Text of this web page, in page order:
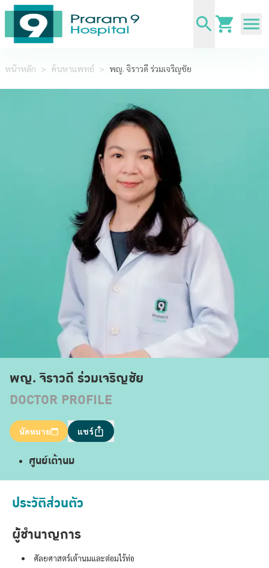
หน้าหลัก > ค้นหาแพทย์ > พญ. จิราวดี ร่วมเจริญชัย
พญ. จิราวดี ร่วมเจริญชัย
DOCTOR PROFILE
นัดหมาย แชร์
ศูนย์เต้านม
ประวัติส่วนตัว
ผู้ชำนาญการ
ศัลยศาสตร์เต้านมและต่อมไร้ท่อ